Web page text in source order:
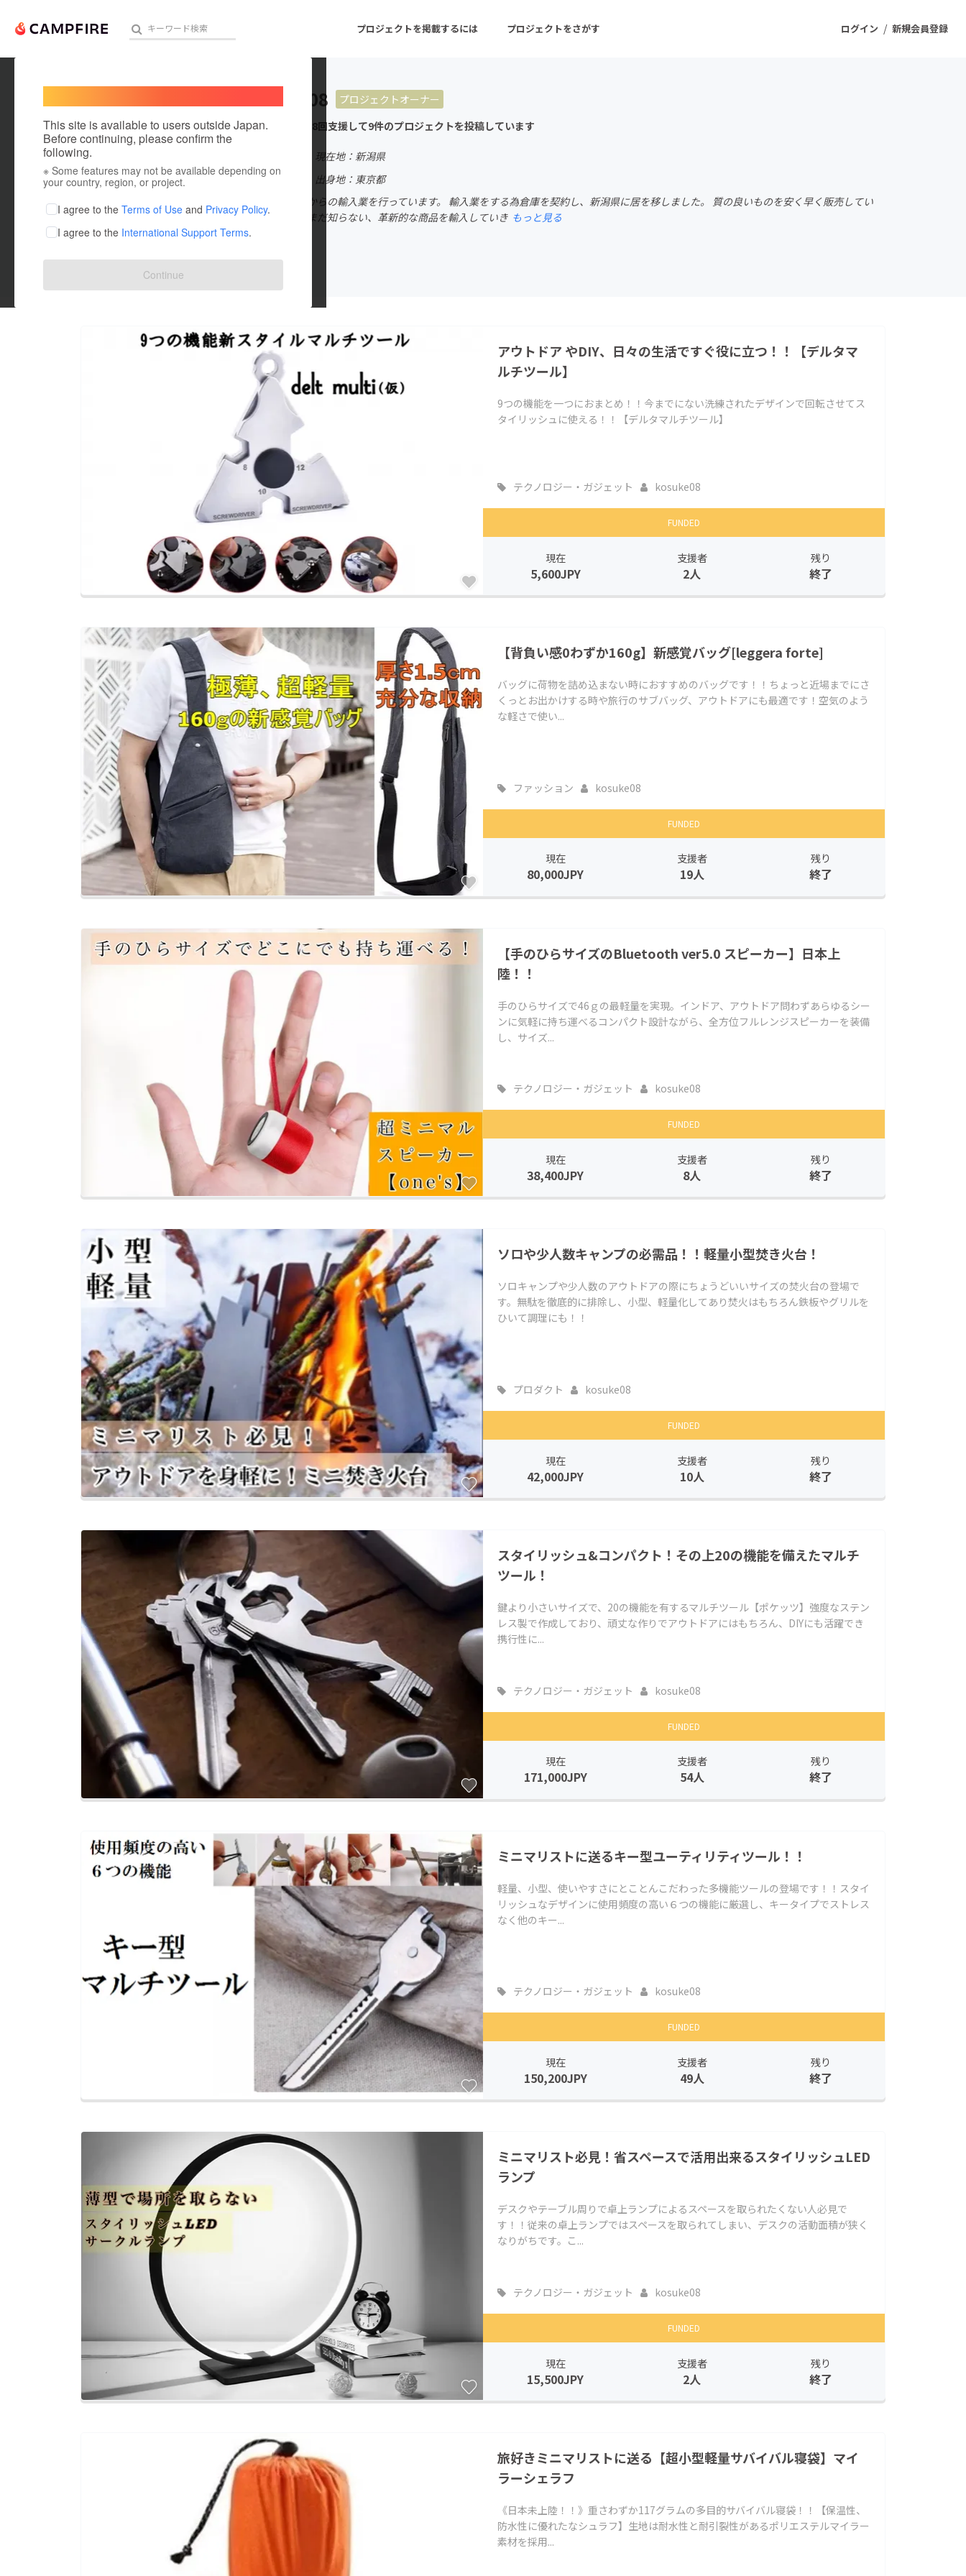
ログイン / 新規会員登録
プロジェクトを掲載するには プロジェクトをさがす
人気のプロジェクト 注目のリターン 注目の新着プロジェクト
アート・写真 音楽
テクノロジー・ガジェット
ゲーム・サービス開発 フード・飲食店
ファッション
映像・映画
ビジネス・起業
まちづくり・地域活性化
CAMPFIRE for Social Good
CAMPFIRE Creation
CAMPFIREふるさと納税
machi-ya
This site is available to users outside Japan.
Before continuing, please confirm the
following.
※ Some features may not be available depending on
your country, region, or project.
I agree to the Terms of Use and Privacy Policy.
I agree to the International Support Terms.
Continue
kosuke08
プロジェクトオーナー
これまでに8回支援して9件のプロジェクトを投稿しています
現在地：新潟県
出身国：日本
出身地：東京都
主にアジア圏からの輸入業を行っています。 輸入業をする為倉庫を契約し、新潟県に居を移しました。 質の良いものを安く早く販売してい
き、日本人がまだ知らない、革新的な商品を輸入していき もっと見る
プロジェクト
アウトドア やDIY、日々の生活ですぐ役に立つ！！【デルタマ
ルチツール】
9つの機能を一つにおまとめ！！今までにない洗練されたデザインで回転させてス
タイリッシュに使える！！【デルタマルチツール】
テクノロジー・ガジェット kosuke08
FUNDED
現在
5,600JPY
支援者
2人
残り
終了
【背負い感0わずか160g】新感覚バッグ[leggera forte]
バッグに荷物を詰め込まない時におすすめのバッグです！！ちょっと近場までにさ
くっとお出かけする時や旅行のサブバッグ、アウトドアにも最適です！空気のよう
な軽さで使い...
ファッション kosuke08
FUNDED
現在
80,000JPY
支援者
19人
残り
終了
【手のひらサイズのBluetooth ver5.0 スピーカー】日本上
陸！！
手のひらサイズで46ｇの最軽量を実現。インドア、アウトドア問わずあらゆるシー
ンに気軽に持ち運べるコンパクト設計ながら、全方位フルレンジスピーカーを装備
し、サイズ...
テクノロジー・ガジェット kosuke08
FUNDED
現在
38,400JPY
支援者
8人
残り
終了
ソロや少人数キャンプの必需品！！軽量小型焚き火台！
ソロキャンプや少人数のアウトドアの際にちょうどいいサイズの焚火台の登場で
す。無駄を徹底的に排除し、小型、軽量化してあり焚火はもちろん鉄板やグリルを
ひいて調理にも！！
プロダクト kosuke08
FUNDED
現在
42,000JPY
支援者
10人
残り
終了
スタイリッシュ&コンパクト！その上20の機能を備えたマルチ
ツール！
鍵より小さいサイズで、20の機能を有するマルチツール【ポケッツ】強度なステン
レス製で作成しており、頑丈な作りでアウトドアにはもちろん、DIYにも活躍でき
携行性に...
テクノロジー・ガジェット kosuke08
FUNDED
現在
171,000JPY
支援者
54人
残り
終了
ミニマリストに送るキー型ユーティリティツール！！
軽量、小型、使いやすさにとことんこだわった多機能ツールの登場です！！スタイ
リッシュなデザインに使用頻度の高い６つの機能に厳選し、キータイプでストレス
なく他のキー...
テクノロジー・ガジェット kosuke08
FUNDED
現在
150,200JPY
支援者
49人
残り
終了
ミニマリスト必見！省スペースで活用出来るスタイリッシュLED
ランプ
デスクやテーブル周りで卓上ランプによるスペースを取られたくない人必見で
す！！従来の卓上ランプではスペースを取られてしまい、デスクの活動面積が狭く
なりがちです。こ...
テクノロジー・ガジェット kosuke08
FUNDED
現在
15,500JPY
支援者
2人
残り
終了
旅好きミニマリストに送る【超小型軽量サバイバル寝袋】マイ
ラーシェラフ
《日本未上陸！！》重さわずか117グラムの多目的サバイバル寝袋！！【保温性、
防水性に優れたなシュラフ】生地は耐水性と耐引裂性があるポリエステルマイラー
素材を採用...